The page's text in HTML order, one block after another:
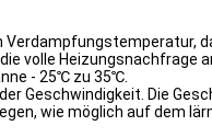
volle Heizungsnachfrage
- 25℃ zu 35℃.
Geschwindigkeit. Die
wie möglich auf dem